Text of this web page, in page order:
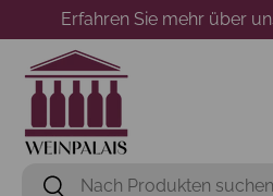
Direkt zum Inhalt
Erfahren Sie mehr über
Suchen
Suchen